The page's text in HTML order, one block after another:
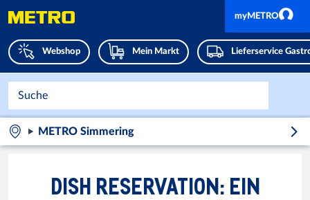
Webshop Mein Markt Lieferservice
myMETRO
METRO Simmering
DISH RESERVATION: EIN